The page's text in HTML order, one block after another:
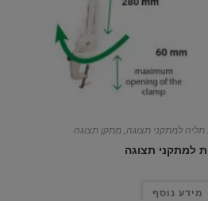
תליה למתקני תצוגה,מתקן תצוגה
למתקני תצוגה
מידע נוסף